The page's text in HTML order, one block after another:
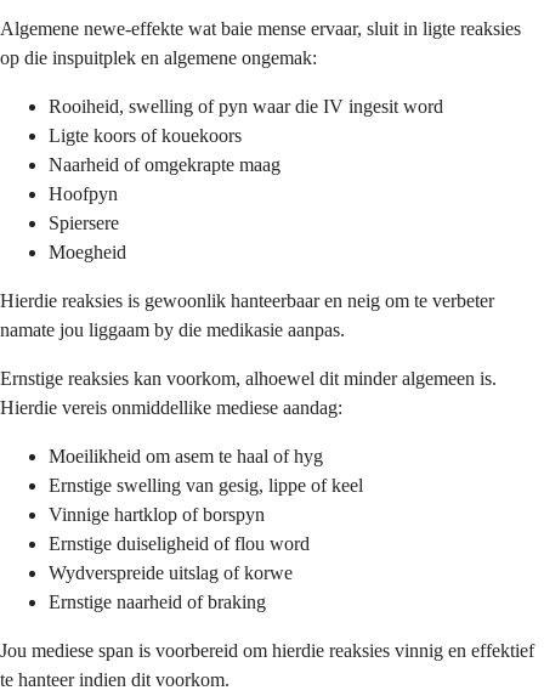
Algemene newe-effekte wat baie mense ervaar, sluit in ligte reaksies
op die inspuitplek en algemene ongemak:
Rooiheid, swelling of pyn waar die IV ingesit word
Ligte koors of kouekoors
Naarheid of omgekrapte maag
Hoofpyn
Spiersere
Moegheid
Hierdie reaksies is gewoonlik hanteerbaar en neig om te verbeter
namate jou liggaam by die medikasie aanpas.
Ernstige reaksies kan voorkom, alhoewel dit minder algemeen is.
Hierdie vereis onmiddellike mediese aandag:
Moeilikheid om asem te haal of hyg
Ernstige swelling van gesig, lippe of keel
Vinnige hartklop of borspyn
Ernstige duiseligheid of flou word
Wydverspreide uitslag of korwe
Ernstige naarheid of braking
Jou mediese span is voorbereid om hierdie reaksies vinnig en effektief
te hanteer indien dit voorkom.